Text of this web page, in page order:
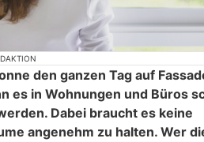
den ganzen Tag auf
es in Wohnungen und Büros
Dabei braucht es keine
angenehm zu halten. Wer